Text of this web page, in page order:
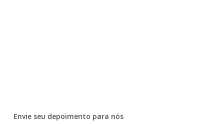
Envie seu depoimento para nós